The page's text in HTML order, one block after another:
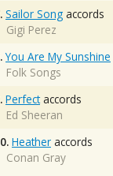
Sailor Song accords
Gigi Perez
You Are My Sunshine
Folk Songs
Perfectaccords
Ed Sheeran
Heather accords
Conan Gray